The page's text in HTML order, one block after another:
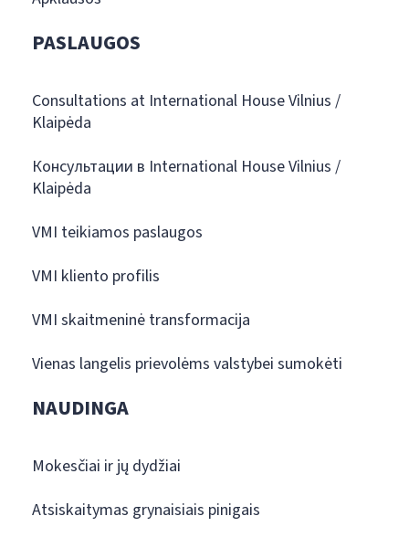
PASLAUGOS
Consultations at International House Vilnius /
Klaipėda
Консультации в International House Vilnius /
Klaipėda
VMI teikiamos paslaugos
VMI kliento profilis
VMI skaitmeninė transformacija
Vienas langelis prievolėms valstybei sumokėti
NAUDINGA
Mokesčiai ir jų dydžiai
Atsiskaitymas grynaisiais pinigais